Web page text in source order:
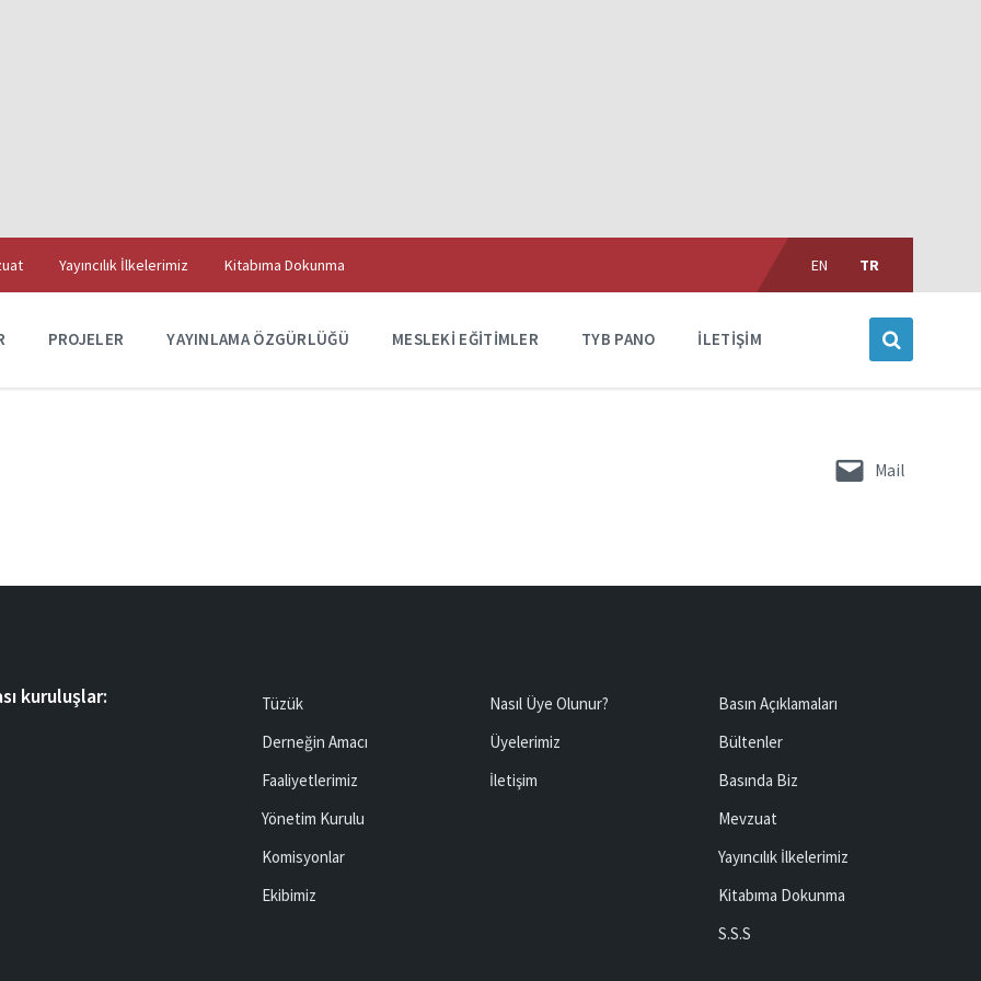
Yayıncılık İlkelerimiz
Kitabıma Dokunma
Choose
language:
EN TR
PROJELER YAYINLAMA ÖZGÜRLÜĞÜ MESLEKI EĞITIMLER TYB PANO İLETIŞIM
Mail
kuruluşlar:
Tüzük
Derneğin Amacı
Faaliyetlerimiz
Yönetim Kurulu
Komisyonlar
Ekibimiz
Nasıl Üye Olunur?
Üyelerimiz
İletişim
Basın Açıklamaları
Bültenler
Basında Biz
Mevzuat
Yayıncılık İlkelerimiz
Kitabıma Dokunma
S.S.S